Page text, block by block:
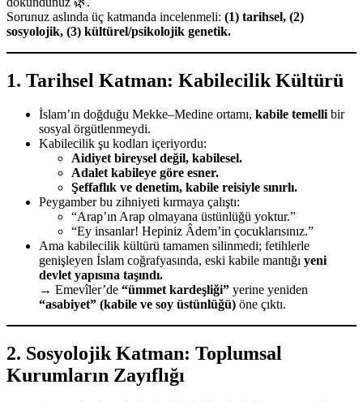
Sorunuz aslında üç katmanda incelenmeli: (1) tarihsel, (2)
sosyolojik, (3) kültürel/psikolojik genetik.
1. Tarihsel Katman: Kabilecilik Kültürü
İslam’ın doğduğu Mekke–Medine ortamı, kabile temellibir
sosyal örgütlenmeydi.
Kabilecilik şu kodları içeriyordu:
Aidiyet bireysel değil, kabilesel.
Adalet kabileye göre esner.
Şeffaflık ve denetim, kabile reisiyle sınırlı.
Peygamber bu zihniyeti kırmaya çalıştı:
“Arap’ın Arap olmayana üstünlüğü yoktur.”
“Ey insanlar! Hepiniz Âdem’in çocuklarısınız.”
Ama kabilecilik kültürü tamamen silinmedi; fetihlerle
genişleyen İslam coğrafyasında, eski kabile mantığı yeni
devlet yapısına taşındı.
→ Emevîler’de “ümmet kardeşliği” yerine yeniden
“asabiyet” (kabile ve soy üstünlüğü) öne çıktı.
2. Sosyolojik Katman: Toplumsal
Kurumların Zayıflığı